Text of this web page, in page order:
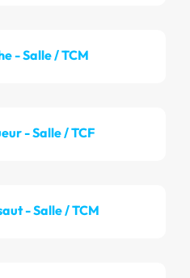
- Salle / TCM
- Salle / TCF
- Salle / TCM